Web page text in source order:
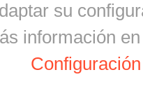
su
información